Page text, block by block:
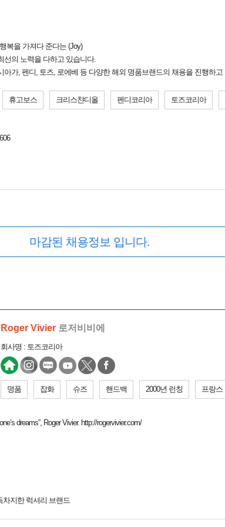
복을 가져다 준다는 (Joy)
선의 노력을 다하고 있습니다.
가, 펜디, 토즈, 로에베 등 다양한 해외 명품브랜드의 채용을 진행하고
휴고보스 크리스챤디올 펜디코리아 토즈코리아
마감된 채용정보 입니다.
Roger Vivier 로저비비에
회사명 : 토즈코리아
명품 잡화 슈즈 핸드백 2000년 런칭 프랑스
dreams”, Roger Vivier. http://rogervivier.com/
차지한 럭셔리 브랜드